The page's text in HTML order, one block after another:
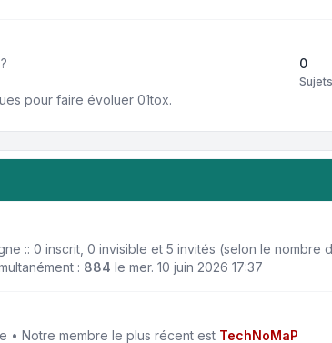
pour faire évoluer 01tox.
0
Sujets
:: 0 inscrit, 0 invisible et 5 invités (selon le nombre
: 884 le mer. 10 juin 2026 17:37
• Notre membre le plus récent est TechNoMaP